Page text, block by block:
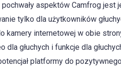
aspektów Camfrog jest
tylko dla użytkowników
internetowej w obie
głuchych i funkcje dla
platformy do